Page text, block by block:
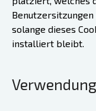
solange dieses
installiert bleibt.